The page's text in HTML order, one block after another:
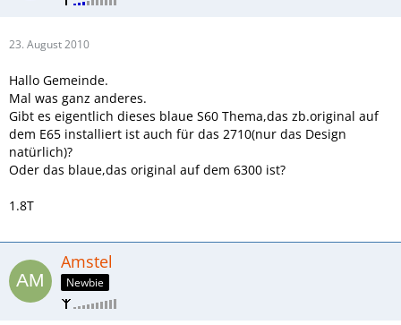
23. August 2010
Hallo Gemeinde.
Mal was ganz anderes.
Gibt es eigentlich dieses blaue S60 Thema,das zb.original auf
dem E65 installiert ist auch für das 2710(nur das Design
natürlich)?
Oder das blaue,das original auf dem 6300 ist?
1.8T
Amstel
Newbie